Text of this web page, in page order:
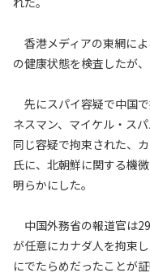
香港メディアの東網に
の健康状態を検査したが
先にスパイ容疑で中国
ネスマン、マイケル・ス
同じ容疑で拘束された、
氏に、北朝鮮に関する機
明らかにした。
中国外務省の報道官は
が任意にカナダ人を拘束
にでたらめだったことが